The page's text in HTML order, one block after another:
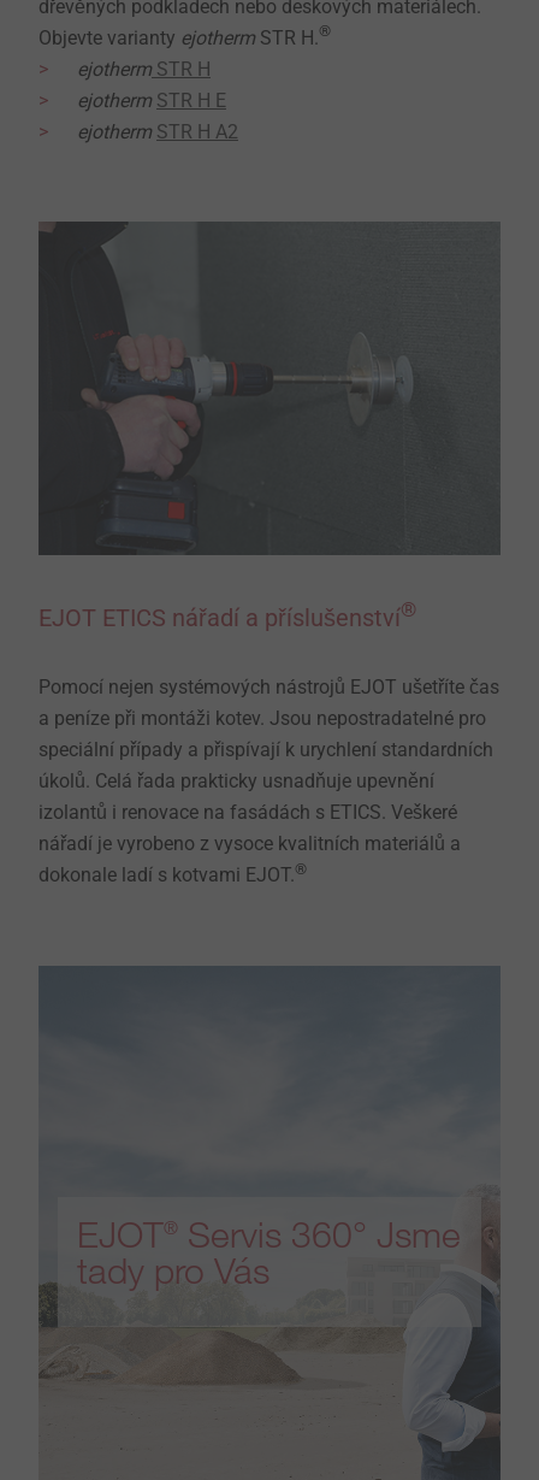
dřevěných podkladech nebo deskových materiálech.
Objevte varianty ejotherm STR H.®
ejotherm STR H
ejotherm STR H E
ejotherm STR H A2
EJOT ETICS nářadí a příslušenství®
Pomocí nejen systémových nástrojů EJOT ušetříte čas
a peníze při montáži kotev. Jsou nepostradatelné pro
speciální případy a přispívají k urychlení standardních
úkolů. Celá řada prakticky usnadňuje upevnění
izolantů i renovace na fasádách s ETICS. Veškeré
nářadí je vyrobeno z vysoce kvalitních materiálů a
dokonale ladí s kotvami EJOT.®
EJOT® Servis 360° Jsme
tady pro Vás